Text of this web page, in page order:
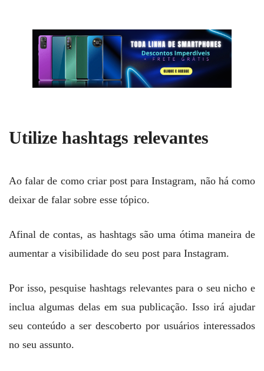
Utilize hashtags relevantes
Ao falar de como criar post para Instagram, não há como
deixar de falar sobre esse tópico.
Afinal de contas, as hashtags são uma ótima maneira de
aumentar a visibilidade do seu post para Instagram.
Por isso, pesquise hashtags relevantes para o seu nicho e
inclua algumas delas em sua publicação. Isso irá ajudar
seu conteúdo a ser descoberto por usuários interessados
no seu assunto.